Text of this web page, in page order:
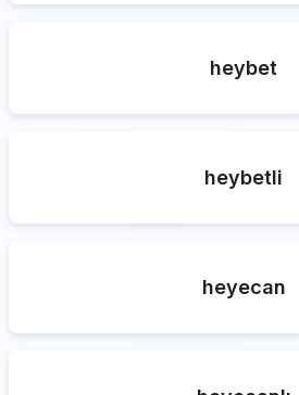
heybet
heybetli
heyecan